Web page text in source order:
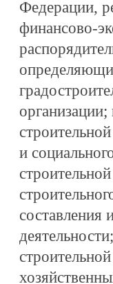
Федерации,
финансово-
и
составления